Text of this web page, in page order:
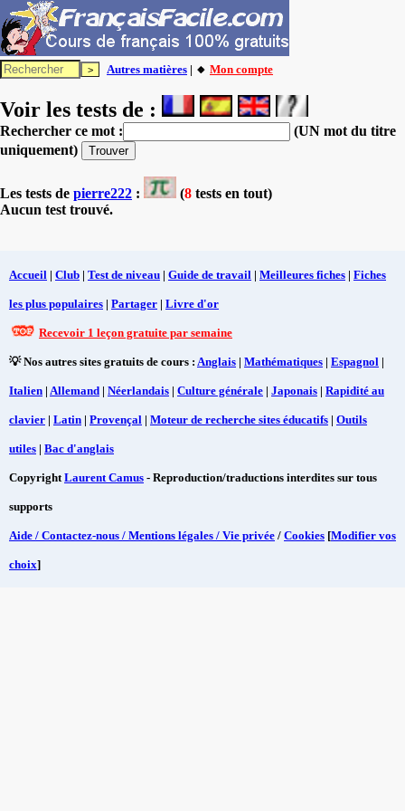
Autres matières | 🔸 Mon compte
Voir les tests de :
Rechercher ce mot :
(UN mot du titre
uniquement)
Les tests de pierre222 : (8 tests en tout)
Aucun test trouvé.
Accueil | Club | Test de niveau | Guide de travail | Meilleures fiches | Fiches
les plus populaires | Partager | Livre d'or
Recevoir 1 leçon gratuite par semaine
💡 Nos autres sites gratuits de cours : Anglais | Mathématiques | Espagnol |
Italien | Allemand | Néerlandais | Culture générale | Japonais | Rapidité au
clavier | Latin | Provençal | Moteur de recherche sites éducatifs | Outils
utiles | Bac d'anglais
CopyrightLaurent Camus - Reproduction/traductions interdites sur tous
supports
Aide / Contactez-nous / Mentions légales / Vie privée / Cookies [Modifier vos
choix]